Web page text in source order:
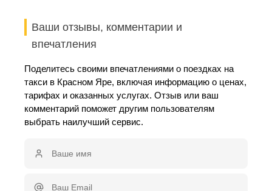
Ваши отзывы, комментарии и
впечатления
Поделитесь своими впечатлениями о поездках на
такси в Красном Яре, включая информацию о ценах,
тарифах и оказанных услугах. Отзыв или ваш
комментарий поможет другим пользователям
выбрать наилучший сервис.